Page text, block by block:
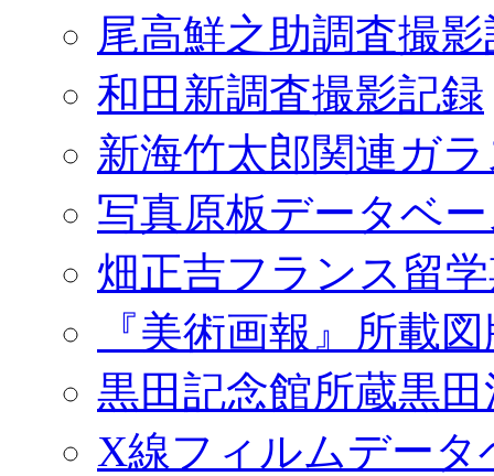
尾高鮮之助調査撮
和田新調査撮影記録
新海竹太郎関連ガ
写真原板データベ
畑正吉フランス留
『美術画報』所載
黒田記念館所蔵黒
X線フィルムデータ